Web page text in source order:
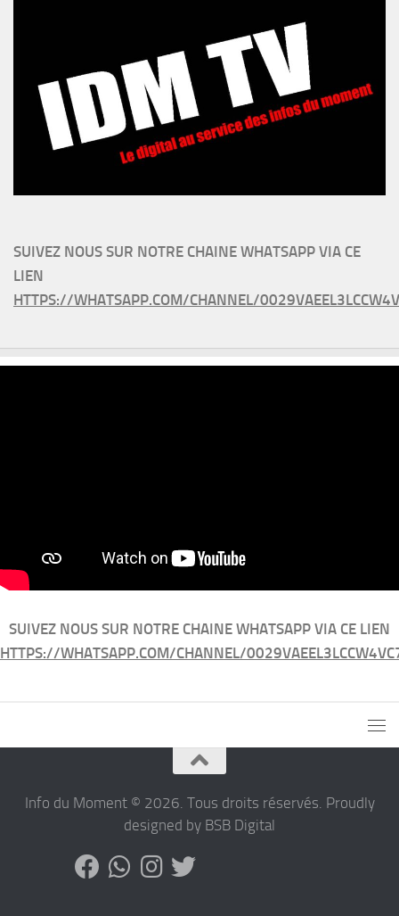
SUIVEZ NOUS SUR NOTRE CHAINE WHATSAPP VIA CE
LIEN
HTTPS://WHATSAPP.COM/CHANNEL/
SUIVEZ NOUS SUR NOTRE CHAINE WHATSAPP VIA CE LIEN
HTTPS://WHATSAPP.COM/CHANNEL/
Info du Moment © 2026. Tous droits réservés. Proudly
designed by BSB Digital